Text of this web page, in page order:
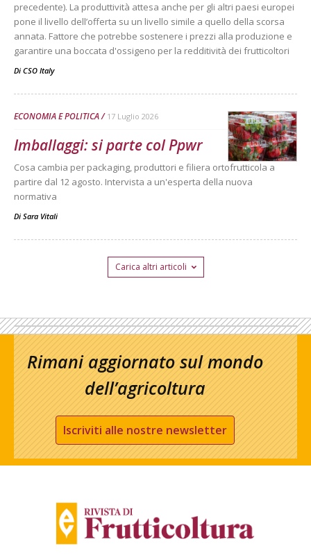
precedente). La produttività attesa anche per gli altri paesi europei
pone il livello dell’offerta su un livello simile a quello della scorsa
annata. Fattore che potrebbe sostenere i prezzi alla produzione e
garantire una boccata d'ossigeno per la redditività dei frutticoltori
Di CSO Italy
ECONOMIA E POLITICA 17 Luglio 2026
Imballaggi: si parte col Ppwr
Cosa cambia per packaging, produttori e filiera ortofrutticola a
partire dal 12 agosto. Intervista a un'esperta della nuova
normativa
Di Sara Vitali
Carica altri articoli
Rimani aggiornato sul mondo
dell’agricoltura
Iscriviti alle nostre newsletter